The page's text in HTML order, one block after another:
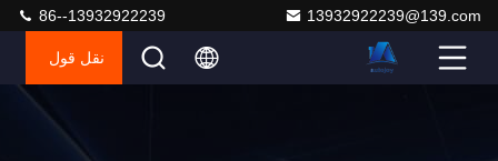
13932922239@139.com
86--13932922239
نقل قول